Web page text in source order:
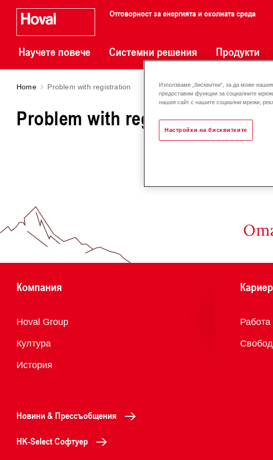
Отговорност за енергията и околната среда
Научете повече Системни решения Продукти
Home Problem with registration
Problem with registration
Компания
Преглед
Hoval Group
Култура
История
Новини & Прессъобщения
HK-Select Софтуер
Използваме „бисквитки“, за да може
предоставим функции за социалните
нашия сайт с нашите социални мрежи,
Настройки на бисквитките